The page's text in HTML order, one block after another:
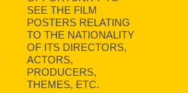
SEE THE FILM
POSTERS RELATING
TO THE NATIONALITY
OF ITS DIRECTORS,
ACTORS,
PRODUCERS,
THEMES, ETC.